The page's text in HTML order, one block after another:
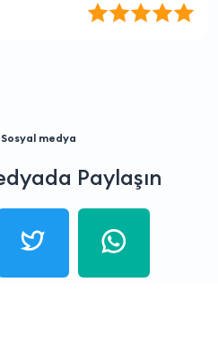
Sosyal medya
Paylaşın